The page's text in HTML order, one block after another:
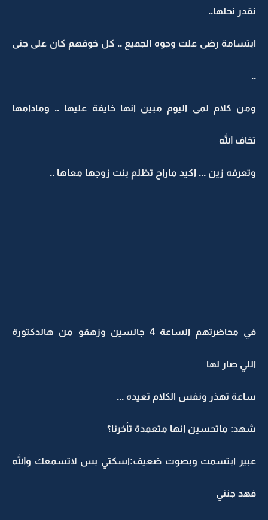
نقدر نحلها..
ابتسامة رضى علت وجوه الجميع .. كل خوفهم كان على جنى
..
ومن كلام لمى اليوم مبين انها خايفة عليها .. ومادامها
تخاف الله
وتعرفه زين ... اكيد ماراح تظلم بنت زوجها معاها ..
في محاضرتهم الساعة 4 جالسين وزهقو من هالدكتورة
اللي صار لها
ساعة تهذر ونفس الكلام تعيده ...
شهد: ماتحسين انها متعمدة تأخرنا؟
عبير ابتسمت وبصوت ضعيف:اسكتي بس لاتسمعك والله
فهد جنني